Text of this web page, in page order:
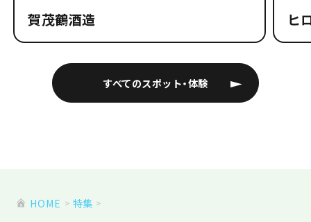
すべてのスポット・体験
賀茂鶴酒造 ヒ
HOME
特集